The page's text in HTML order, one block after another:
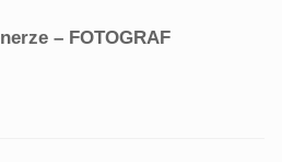
– FOTOGRAF